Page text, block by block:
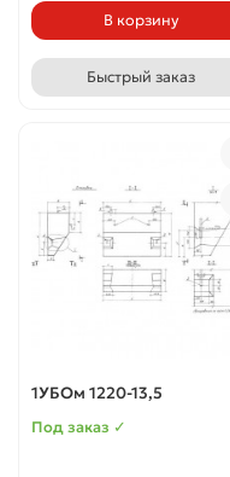
В корзину
Быстрый заказ
1УБОм 1220-13,5
Под заказ ✓